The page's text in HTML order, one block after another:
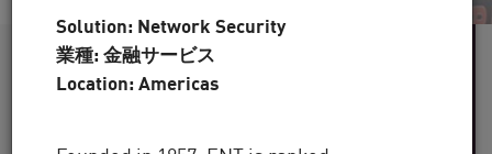
Solution: Network Security
業種: 金融サービス
Location: Americas
60 を超える